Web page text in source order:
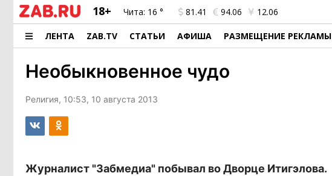
18+ Чита: 16 ° 81.41 94.06 12.06
ЛЕНТА ZAB.TV СТАТЬИ АФИША РАЗМЕЩЕНИЕ РЕКЛАМЫ
Необыкновенное чудо
Религия, 10:53, 10 августа 2013
Журналист "Забмедиа" побывал во Дворце Итигэлова.